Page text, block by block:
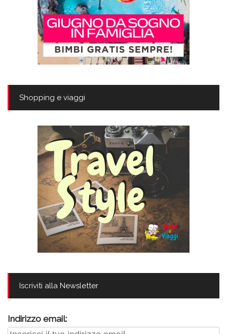
Shopping e viaggi
Iscriviti alla Newsletter
Indirizzo email: